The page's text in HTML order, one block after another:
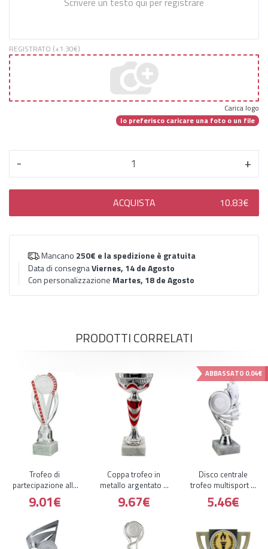
REGISTRATO (+1.30€)
Carica logo
Io preferisco caricare una foto o un file
- +
ACQUISTA 10.83€
Mancano 250€ e la spedizione è gratuita
Data di consegnaViernes, 14 de Agosto
Con personalizzazione Martes, 18 de Agosto
PRODOTTI CORRELATI
Trofeo di
partecipazione alle
competizioni
9.01€
Coppa trofeo in
metallo argentato e
rosso
9.67€
ABBASSATO 0.04€
Disco centrale
trofeo multisport di
qualsiasi sport
5.46€